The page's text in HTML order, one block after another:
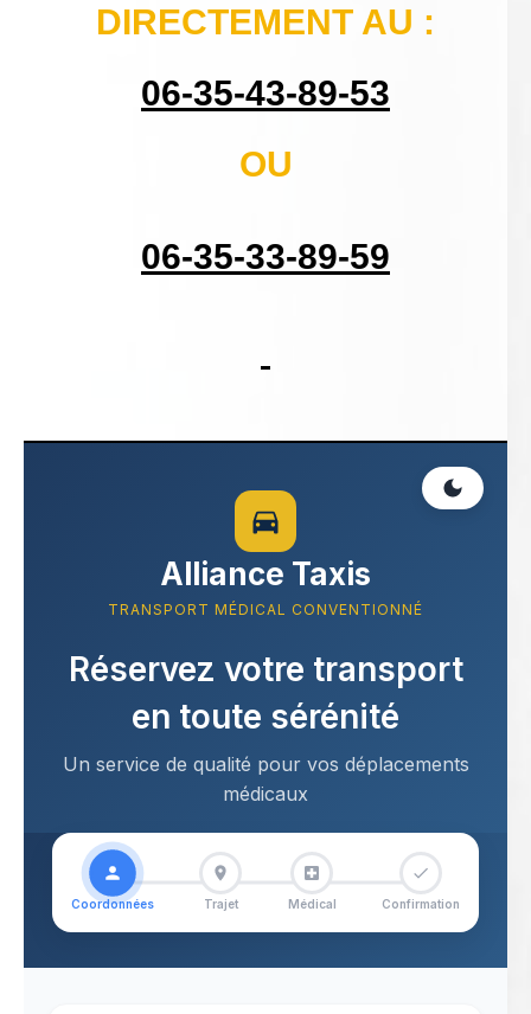
DIRECTEMENT AU :
06-35-43-89-53
OU
06-35-33-89-59
Alliance Taxis
TRANSPORT MÉDICAL CONVENTIONNÉ
Réservez votre transport
en toute sérénité
Un service de qualité pour vos déplacements
médicaux
Coordonnées Trajet Médical Confirmation